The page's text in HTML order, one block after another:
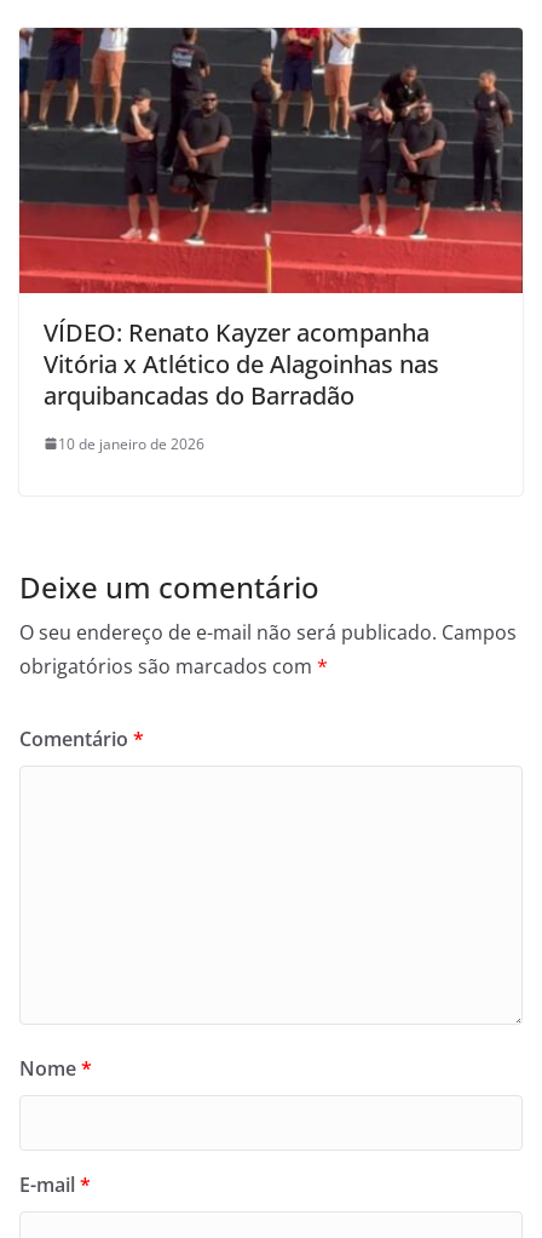
VÍDEO: Renato Kayzer acompanha
Vitória x Atlético de Alagoinhas nas
arquibancadas do Barradão
10 de janeiro de 2026
Deixe um comentário
O seu endereço de e-mail não será publicado. Campos
obrigatórios são marcados com *
Comentário *
Nome*
E-mail*